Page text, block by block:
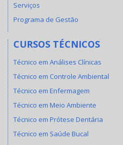
Serviços
Programa de Gestão
CURSOS TÉCNICOS
Técnico em Análises Clínicas
Técnico em Controle Ambiental
Técnico em Enfermagem
Técnico em Meio Ambiente
Técnico em Prótese Dentária
Técnico em Saúde Bucal